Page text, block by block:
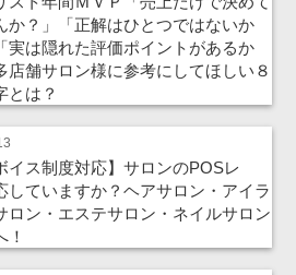
か？」「正解はひとつではないか
実は隠れた評価ポイントがあるか
店舗サロン様に参考にしてほしい８
とは？
イス制度対応】サロンのPOSレ
していますか？ヘアサロン・アイラ
ロン・エステサロン・ネイルサロン
！